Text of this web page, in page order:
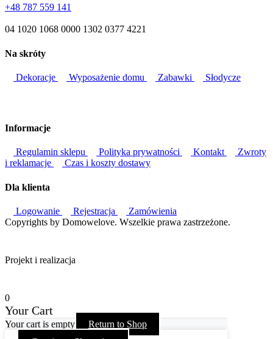
+48 787 559 141
04 1020 1068 0000 1302 0377 4221
Na skróty
Dekoracje Wyposażenie domu Zabawki Słodycze
Informacje
Regulamin sklepu Polityka prywatności Kontakt
Zwroty
i reklamacje
Czas i koszty dostawy
Dla klienta
Logowanie Rejestracja
Zamówienia
Copyrights by Domowelove. Wszelkie prawa zastrzeżone.
Projekt i realizacja
0
Your Cart
Your cart is empty Return to Shop